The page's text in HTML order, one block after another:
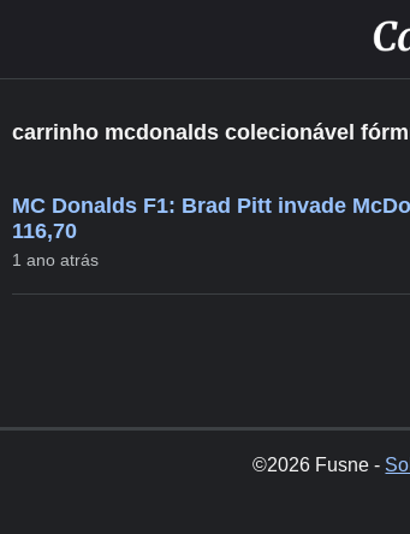
carrinho mcdonalds colecionável
MC Donalds F1: Brad Pitt invade
116,70
1 ano atrás
©2026 Fusne -